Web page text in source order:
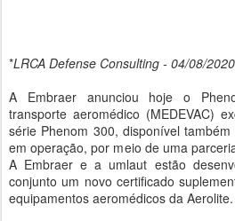
*LRCA Defense Consulting - 04/08/2020
A Embraer anunciou hoje o
transporte aeromédico (MEDEVAC)
série Phenom 300, disponível
em operação, por meio de uma
A Embraer e a umlaut estão
conjunto um novo certificado
equipamentos aeromédicos da Aerolite.